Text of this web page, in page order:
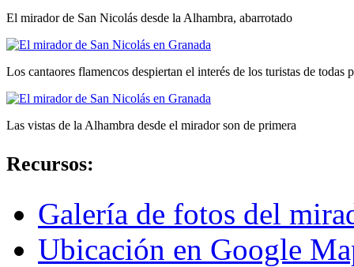
El mirador de San Nicolás desde la Alhambra, abarrotado
Los cantaores flamencos despiertan el interés de los turistas de todas
Las vistas de la Alhambra desde el mirador son de primera
Recursos:
Galería de fotos del
Ubicación en Google